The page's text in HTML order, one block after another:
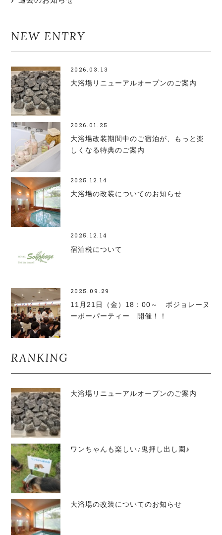
NEW ENTRY
2026.03.13
大浴場リニューアルオープンのご案内
2026.01.25
大浴場改装期間中のご宿泊が、もっと楽
しくなる特典のご案内
2025.12.14
大浴場の改装についてのお知らせ
2025.12.14
宿泊税について
2025.09.29
11月21日（金）18：00～ ボジョレーヌ
ーボーパーティー 開催！！
RANKING
大浴場リニューアルオープンのご案内
ワンちゃんも楽しい♪鬼押し出し園♪
大浴場の改装についてのお知らせ